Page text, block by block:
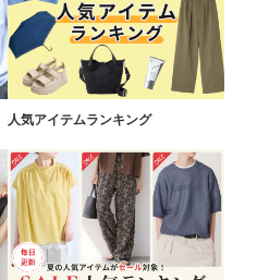
人気アイテムランキング